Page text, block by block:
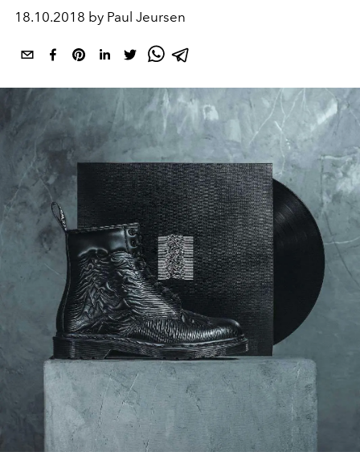
18.10.2018 by Paul Jeursen